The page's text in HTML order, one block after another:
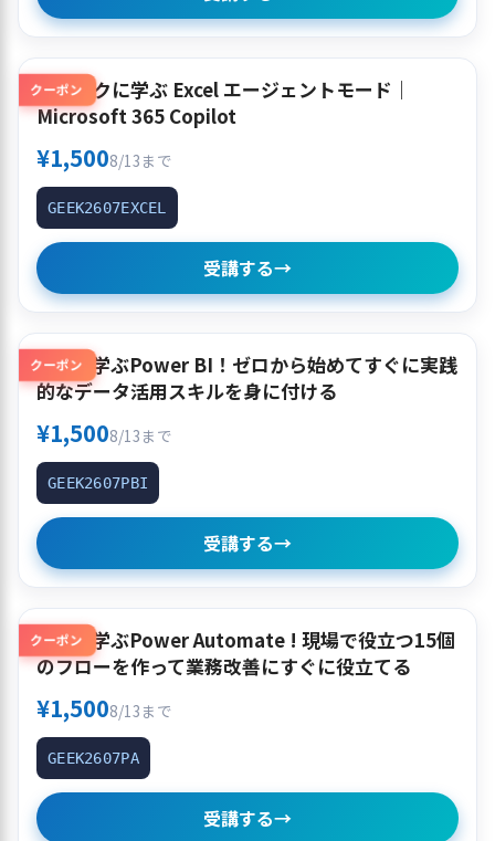
クーポン
クイックに学ぶ Excel エージェントモード｜
Microsoft 365 Copilot
¥1,5008/13まで
GEEK2607EXCEL
受講する→
クーポン
作って学ぶPower BI！ゼロから始めてすぐに実践
的なデータ活用スキルを身に付ける
¥1,5008/13まで
GEEK2607PBI
受講する→
クーポン
作って学ぶPower Automate ! 現場で役立つ15個
のフローを作って業務改善にすぐに役立てる
¥1,5008/13まで
GEEK2607PA
受講する→